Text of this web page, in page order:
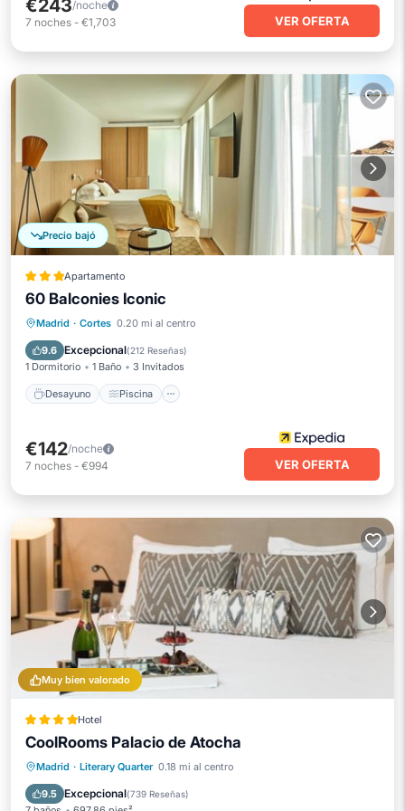
€243/noche
7 noches - €1,703 VER OFERTA
Precio bajó
Apartamento
60 Balconies Iconic
Madrid · Cortes 0.20 mi al centro
9.6 Excepcional(212 Reseñas)
1 Dormitorio 1 Baño 3 Invitados
Desayuno Piscina
Desayuno Piscina
Aire acondicionado
€142/noche
7 noches - €994 VER OFERTA
Muy bien valorado
Hotel
CoolRooms Palacio de Atocha
Madrid · Literary Quarter 0.18 mi al centro
9.5 Excepcional(739 Reseñas)
Frente al mar
Desayuno
Aparcamiento